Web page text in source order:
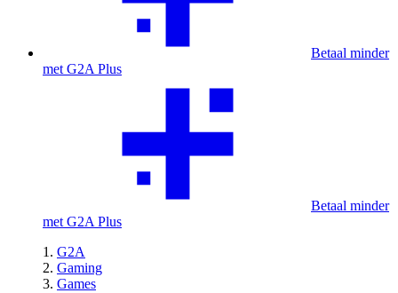
Betaal minder
met G2A Plus
Betaal minder
met G2A Plus
G2A
Gaming
Games